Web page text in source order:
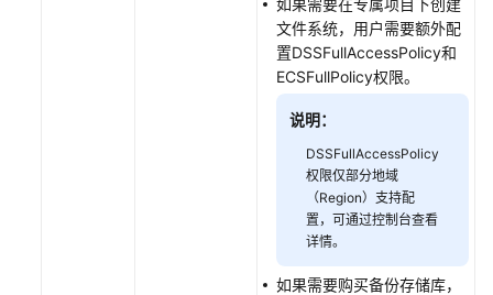
如果需要在专属项目下创建
文件系统，用户需要额外配
置DSSFullAccessPolicy和
ECSFullPolicy权限。
说明：
DSSFullAccessPolicy
权限仅部分地域
（Region）支持配
置，可通过控制台查看
详情。
如果需要购买备份存储库，